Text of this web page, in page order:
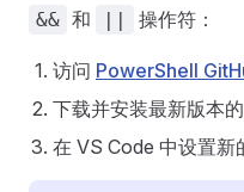
&& 和 || 操作符：
访问 PowerShell
下载并安装最新版本
在 VS Code 中设置